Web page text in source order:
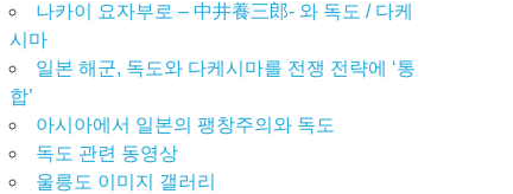
나카이 요자부로 – 中井養三郎- 와 독도 / 다케
시마
일본 해군, 독도와 다케시마를 전쟁 전략에 ‘통
합’
아시아에서 일본의 팽창주의와 독도
독도 관련 동영상
울릉도 이미지 갤러리